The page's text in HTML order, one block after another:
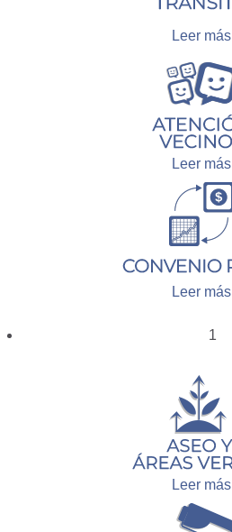
Leer más
Leer más
Leer más
1
Leer más